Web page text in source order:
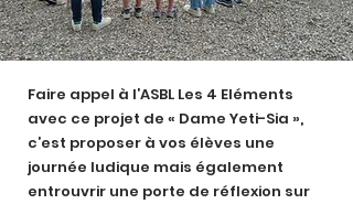
Faire appel à l’ASBL Les 4 Eléments
avec ce projet de « Dame Yeti-Sia »,
c’est proposer à vos élèves une
journée ludique mais également
entrouvrir une porte de réflexion sur